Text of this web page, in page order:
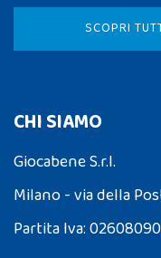
SCOPRI
CHI SIAMO
Giocabene S.r.l.
Milano - via della
Partita Iva: